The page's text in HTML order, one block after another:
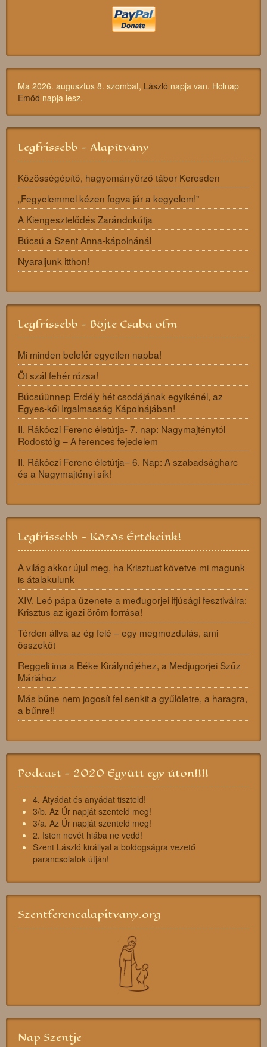
Ma 2026. augusztus 8. szombat, László napja van. Holnap
Emőd napja lesz.
Legfrissebb - Alapítvány
Közösségépítő, hagyományőrző tábor Keresden
„Fegyelemmel kézen fogva jár a kegyelem!”
A Kiengesztelődés Zarándokútja
Búcsú a Szent Anna-kápolnánál
Nyaraljunk itthon!
Legfrissebb - Böjte Csaba ofm
Mi minden belefér egyetlen napba!
Öt szál fehér rózsa!
Búcsúünnep Erdély hét csodájának egyikénél, az
Egyes-kői Irgalmasság Kápolnájában!
II. Rákóczi Ferenc életútja- 7. nap: Nagymajténytól
Rodostóig – A ferences fejedelem
II. Rákóczi Ferenc életútja– 6. Nap: A szabadságharc
és a Nagymajtényi sík!
Legfrissebb - Közös Értékeink!
A világ akkor újul meg, ha Krisztust követve mi magunk
is átalakulunk
XIV. Leó pápa üzenete a međugorjei ifjúsági fesztiválra:
Krisztus az igazi öröm forrása!
Térden állva az ég felé – egy megmozdulás, ami
összeköt
Reggeli ima a Béke Királynőjéhez, a Medjugorjei Szűz
Máriához
Más bűne nem jogosít fel senkit a gyűlöletre, a haragra,
a bűnre!!
Podcast - 2020 Együtt egy úton!!!!
4. Atyádat és anyádat tiszteld!
3/b. Az Úr napját szenteld meg!
3/a. Az Úr napját szenteld meg!
2. Isten nevét hiába ne vedd!
Szent László királlyal a boldogságra vezető
parancsolatok útján!
Szentferencalapitvany.org
Nap Szentje